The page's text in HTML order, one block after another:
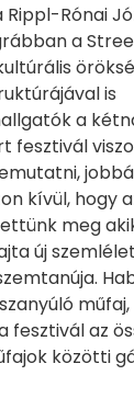
Rónai
a
is
a
fesztivál
kívül, hogy
meg
új
műfaj,
fesztivál az
közötti